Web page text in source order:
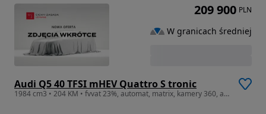
Audi Q5 40 TFSI mHEV Quattro S tronic
1984 cm3 • 204 KM • fvvat 23%, automat, matrix, kamery 360, ambiente, fotele sportowe
209 900 PLN
W granicach średniej